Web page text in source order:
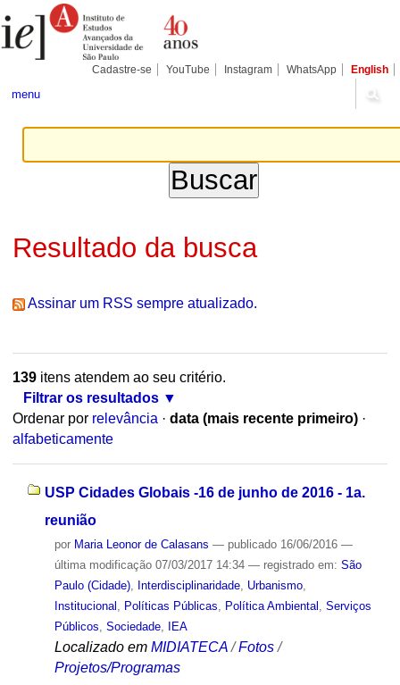
para
conteúdo.
Pessoais
Cadastre-se YouTube Instagram WhatsApp English
menu
Resultado da busca
Assinar um RSS sempre atualizado.
139itens atendem ao seu critério.
Filtrar os resultados
Ordenar por relevância · data (mais recente primeiro) ·
alfabeticamente
USP Cidades Globais -16 de junho de 2016 - 1a.
reunião
por Maria Leonor de Calasans — publicado16/06/2016 —
última modificação07/03/2017 14:34 — registrado em: São
Paulo (Cidade), Interdisciplinaridade, Urbanismo,
Institucional
Políticas Públicas Política Ambiental
Serviços
Públicos Sociedade, IEA
Localizado em MIDIATECA /Fotos /
Projetos/Programas